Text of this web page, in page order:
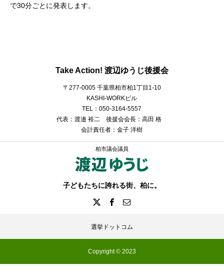
で30分ごとに発表します。
Take Action! 渡辺ゆうじ後援会
〒277-0005 千葉県柏市柏1丁目1-10
KASHI-WORKビル
TEL：050-3164-5557
代表：渡邉 裕二 後援会会長：高田 格
会計責任者：金子 洋樹
柏市議会議員
子どもたちに誇れる街、柏に。
選挙ドットコム
Copyright © 2023